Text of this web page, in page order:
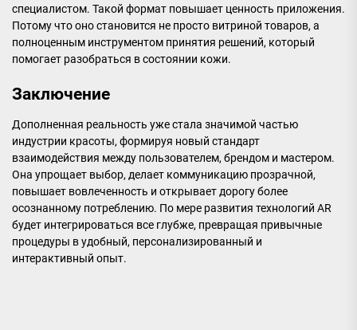
специалистом. Такой формат повышает ценность приложения.
Потому что оно становится не просто витриной товаров, а
полноценным инструментом принятия решений, который
помогает разобраться в состоянии кожи.
Заключение
Дополненная реальность уже стала значимой частью
индустрии красоты, формируя новый стандарт
взаимодействия между пользователем, брендом и мастером.
Она упрощает выбор, делает коммуникацию прозрачной,
повышает вовлеченность и открывает дорогу более
осознанному потреблению. По мере развития технологий AR
будет интегрироваться все глубже, превращая привычные
процедуры в удобный, персонализированный и
интерактивный опыт.